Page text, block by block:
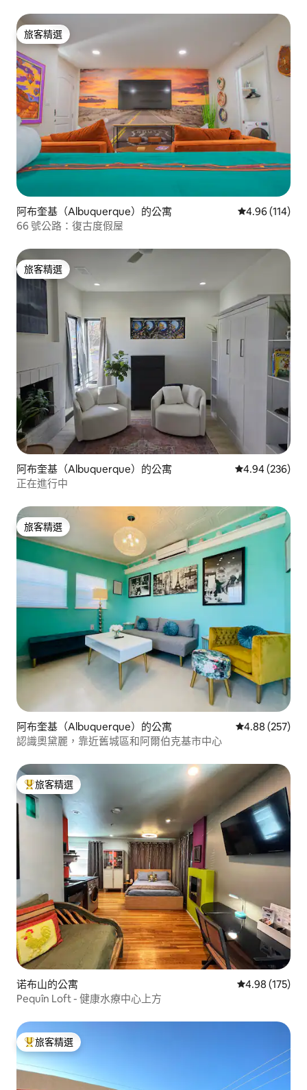
旅客精選
旅客精選
阿布奎基（Albuquerque）的公寓 從 114 則評價
4.96 (114)
66 號公路：復古度假屋
旅客精選
旅客精選
阿布奎基（Albuquerque）的公寓 從 236 則評價
4.94 (236)
正在進行中
旅客精選
旅客精選
阿布奎基（Albuquerque）的公寓 從 257 則評價
4.88 (257)
認識奧黛麗，靠近舊城區和阿爾伯克基市中心
旅客精選榜首
旅客精選
诺布山的公寓 從 175 則評價
4.98 (175)
Pequîn Loft - 健康水療中心上方
旅客精選榜首
旅客精選